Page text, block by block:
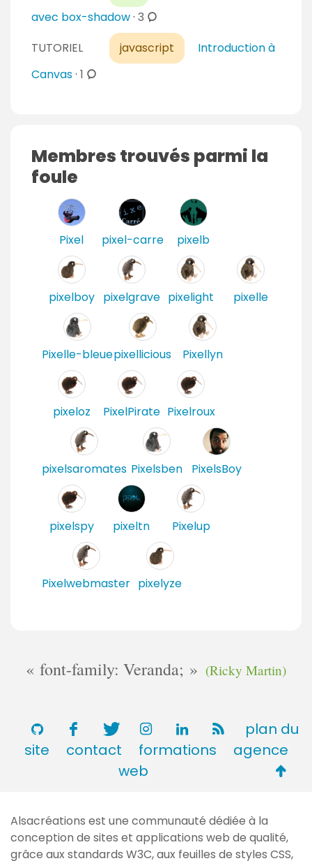
avec box-shadow· 3 c
o
m
m
i
s
TUTORIEL javascript
Introduction à
Canvas· 1 c
n
i
e
s
Membres trouvés parmi la
foule
Pixel pixel-carre pixelb
pixelboy pixelgrave pixelight pixelle
Pixelle-bleuepixellicious Pixellyn
pixeloz PixelPirate Pixelroux
pixelsaromates Pixelsben PixelsBoy
pixelspy pixeltn Pixelup
Pixelwebmaster pixelyze
font-family: Veranda; (Ricky Martin)
plan du
site
contact formations
agence
web
de
page
Alsacréations est une communauté dédiée à la
conception de sites et applications web de qualité,
grâce aux standards W3C, aux feuilles de styles CSS,